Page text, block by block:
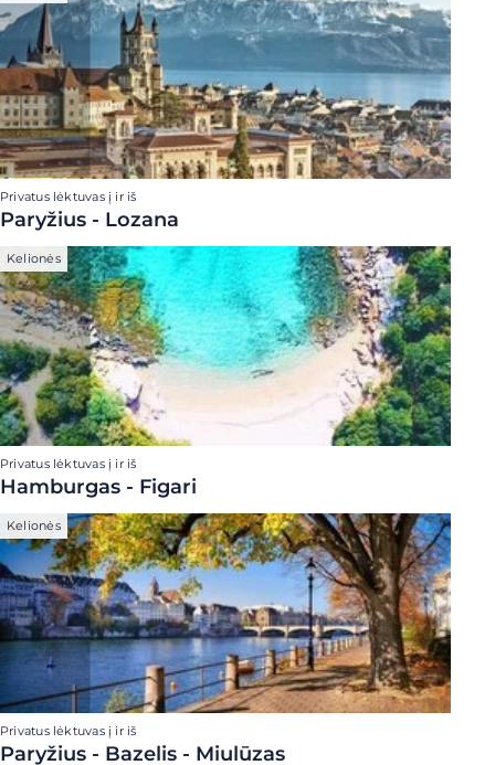
Privatus lėktuvas į ir iš
Paryžius - Lozana
Kelionės
Privatus lėktuvas į ir iš
Hamburgas - Figari
Kelionės
Privatus lėktuvas į ir iš
Paryžius - Bazelis - Miulūzas